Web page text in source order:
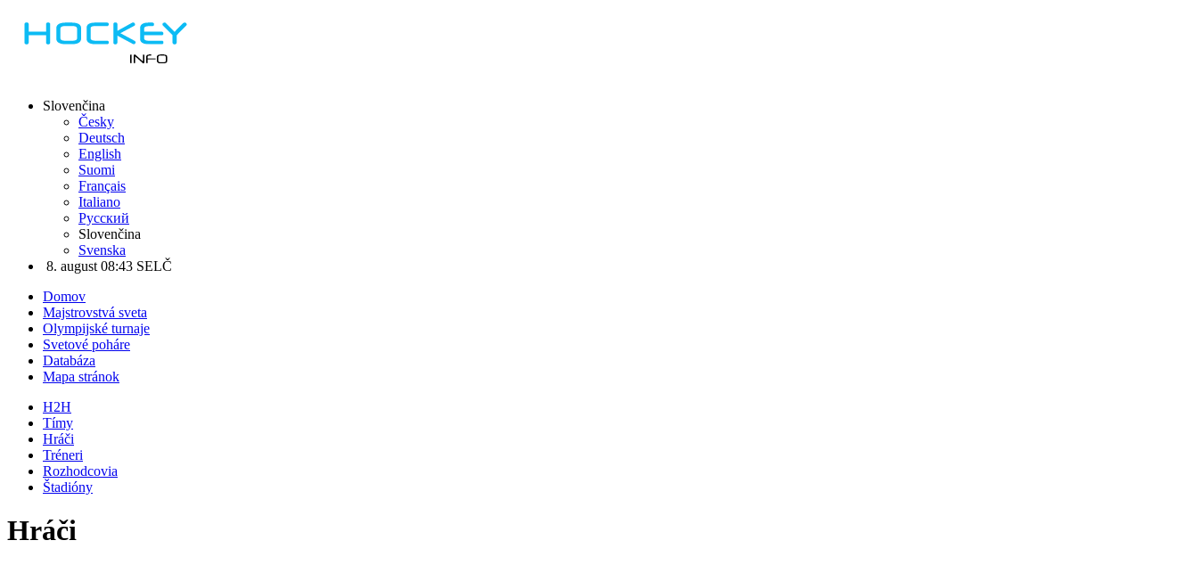
Slovenčina
Česky
Deutsch
English
Suomi
Français
Italiano
Русский
Slovenčina
Svenska
8. august 08:43 SELČ
Domov
Majstrovstvá sveta
Olympijské turnaje
Svetové poháre
Databáza
Mapa stránok
H2H
Tímy
Hráči
Tréneri
Rozhodcovia
Štadióny
Hráči